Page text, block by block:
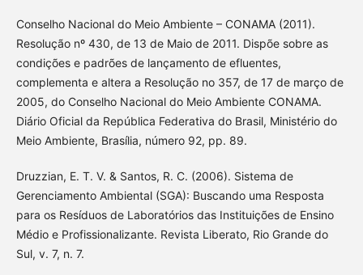
Conselho Nacional do Meio Ambiente – CONAMA (2011).
Resolução nº 430, de 13 de Maio de 2011. Dispõe sobre as
condições e padrões de lançamento de efluentes,
complementa e altera a Resolução no 357, de 17 de março de
2005, do Conselho Nacional do Meio Ambiente CONAMA.
Diário Oficial da República Federativa do Brasil, Ministério do
Meio Ambiente, Brasília, número 92, pp. 89.
Druzzian, E. T. V. & Santos, R. C. (2006). Sistema de
Gerenciamento Ambiental (SGA): Buscando uma Resposta
para os Resíduos de Laboratórios das Instituições de Ensino
Médio e Profissionalizante. Revista Liberato, Rio Grande do
Sul, v. 7, n. 7.